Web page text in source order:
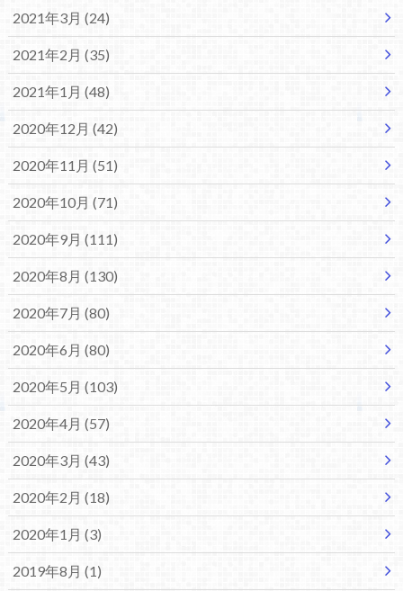
2021年3月 (24)
2021年2月 (35)
2021年1月 (48)
2020年12月 (42)
2020年11月 (51)
2020年10月 (71)
2020年9月 (111)
2020年8月 (130)
2020年7月 (80)
2020年6月 (80)
2020年5月 (103)
2020年4月 (57)
2020年3月 (43)
2020年2月 (18)
2020年1月 (3)
2019年8月 (1)